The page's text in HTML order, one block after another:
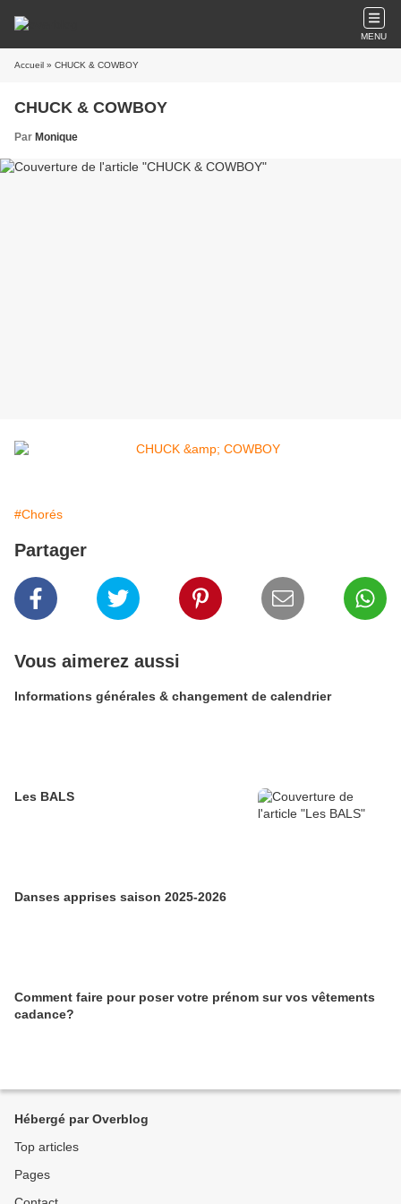
MENU
Accueil » CHUCK & COWBOY
CHUCK & COWBOY
Par Monique
#Chorés
Partager
Vous aimerez aussi
Informations générales & changement de calendrier
Les BALS
Danses apprises saison 2025-2026
Comment faire pour poser votre prénom sur vos vêtements
cadance?
Hébergé par Overblog
Top articles
Pages